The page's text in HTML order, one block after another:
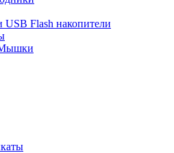
Flash накопители